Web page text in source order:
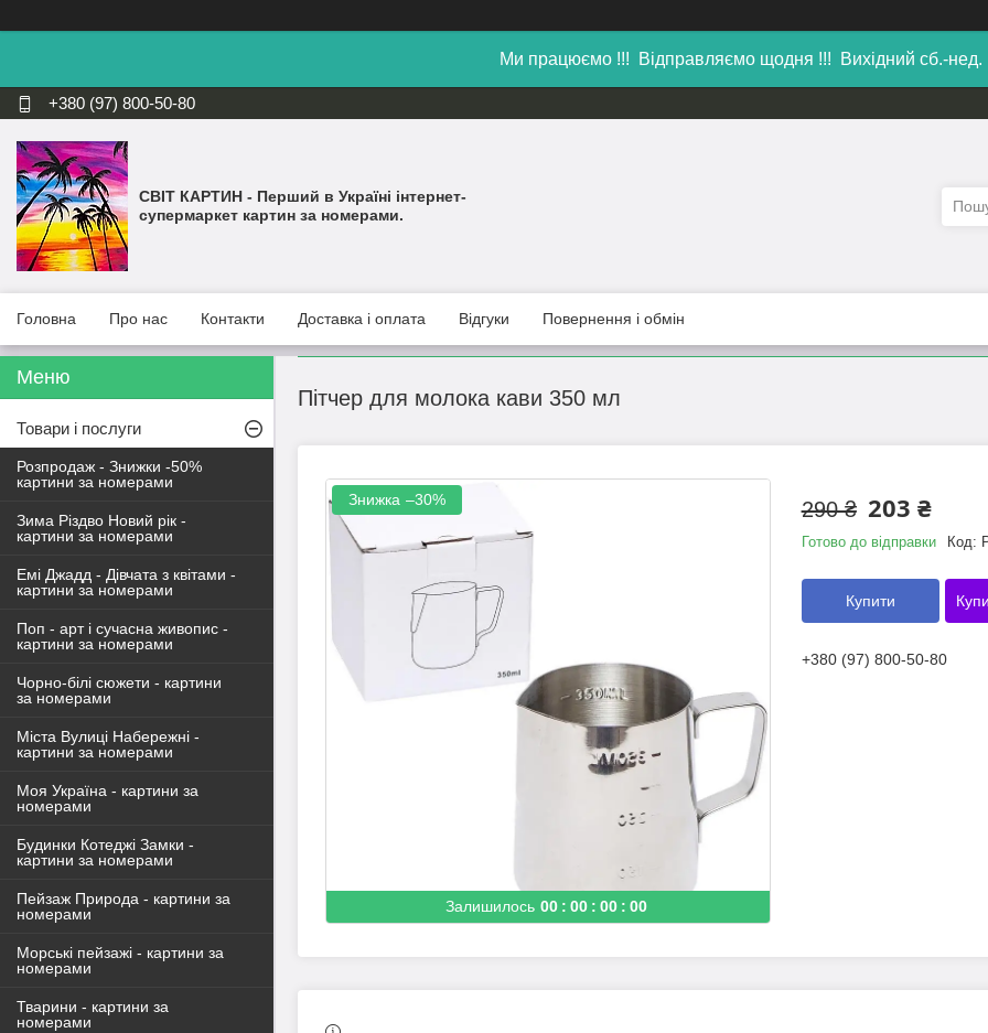
Ми працюємо !!! Відправляємо щодня !!! Вихідний сб.-нед.
+380 (97) 800-50-80
СВІТ КАРТИН - Перший в Україні інтернет-
супермаркет картин за номерами.
Головна Про нас Контакти Доставка і оплата Відгуки Повернення і обмін
Пітчер для молока кави 350 мл
Залишилось 00 00 00 00
–30% 290 ₴ 203 ₴
Готово до відправки Код:
Купити
+380 (97) 800-50-80
Товари і послуги
Розпродаж - Знижки -50%
картини за номерами
Зима Різдво Новий рік -
картини за номерами
Емі Джадд - Дівчата з квітами -
картини за номерами
Поп - арт і сучасна живопис -
картини за номерами
Чорно-білі сюжети - картини
за номерами
Міста Вулиці Набережні -
картини за номерами
Моя Україна - картини за
номерами
Будинки Котеджі Замки -
картини за номерами
Пейзаж Природа - картини за
номерами
Морські пейзажі - картини за
номерами
Тварини - картини за
номерами